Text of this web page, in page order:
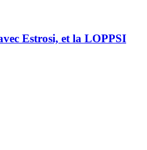
Estrosi, et la LOPPSI